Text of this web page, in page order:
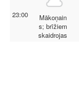
23:00
Mākoņain
s; brīžiem
skaidrojas